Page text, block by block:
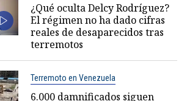
¿Qué oculta Delcy Rodríguez?
El régimen no ha dado cifras
reales de desaparecidos tras
terremotos
Terremoto en Venezuela
6.000 damnificados siguen